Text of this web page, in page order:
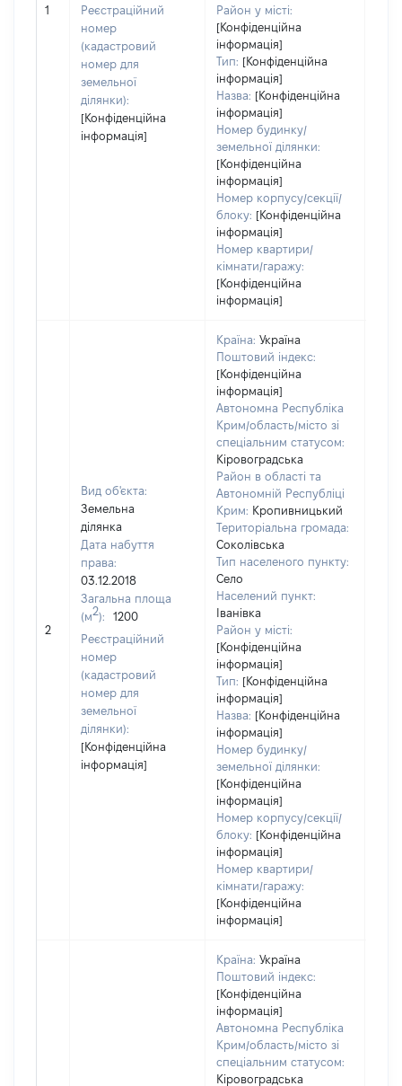
1
Реєстраційний
номер
(кадастровий
номер для
земельної
ділянки):
[Конфіденційна
інформація]
Район у місті:
[Конфіденційна
інформація]
Тип: [Конфіденційна
інформація]
Назва: [Конфіденційна
інформація]
Номер будинку/
земельної ділянки:
[Конфіденційна
інформація]
Номер корпусу/секції/
блоку: [Конфіденційна
інформація]
Номер квартири/
кімнати/гаражу:
[Конфіденційна
інформація]
2
Вид об'єкта:
Земельна
ділянка
Дата набуття
права:
03.12.2018
Загальна площа
(м2):
1200
Реєстраційний
номер
(кадастровий
номер для
земельної
ділянки):
[Конфіденційна
інформація]
Країна: Україна
Поштовий індекс:
[Конфіденційна
інформація]
Автономна Республіка
Крим/область/місто зі
спеціальним статусом:
Кіровоградська
Район в області та
Автономній Республіці
Крим: Кропивницький
Територіальна громада:
Соколівська
Тип населеного пункту:
Село
Населений пункт:
Іванівка
Район у місті:
[Конфіденційна
інформація]
Тип: [Конфіденційна
інформація]
Назва: [Конфіденційна
інформація]
Номер будинку/
земельної ділянки:
[Конфіденційна
інформація]
Номер корпусу/секції/
блоку: [Конфіденційна
інформація]
Номер квартири/
кімнати/гаражу:
[Конфіденційна
інформація]
Країна: Україна
Поштовий індекс:
[Конфіденційна
інформація]
Автономна Республіка
Крим/область/місто зі
спеціальним статусом:
Кіровоградська